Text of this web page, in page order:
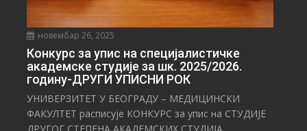
новембар 26, 2025
Конкурс за упис на специјалистичке
академске студије за шк. 2025/2026.
годину-ДРУГИ УПИСНИ РОК
УНИВЕРЗИТЕТ У БЕОГРАДУ – МЕДИЦИНСКИ
ФАКУЛТЕТ расписује КОНКУРС за упис на СТУДИЈЕ